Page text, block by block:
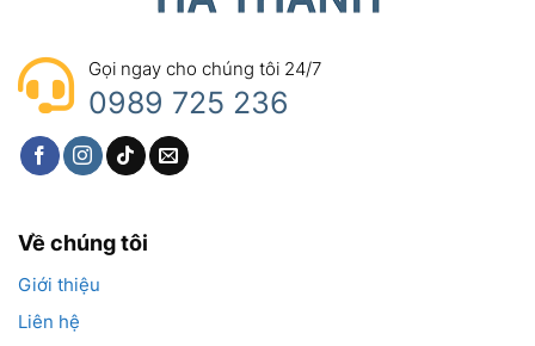
Gọi ngay cho chúng tôi 24/7
0989 725 236
Về chúng tôi
Giới thiệu
Liên hệ